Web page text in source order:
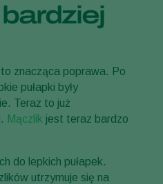
znacząca poprawa. Po
pułapki były
Teraz to już
Mączlik jest teraz bardzo
do lepkich pułapek.
utrzymuje się na